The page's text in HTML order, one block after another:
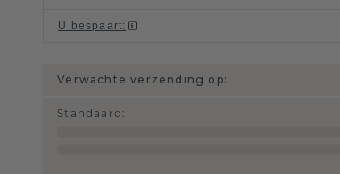
U bespaart:
Verwachte verzending op:
Standaard :